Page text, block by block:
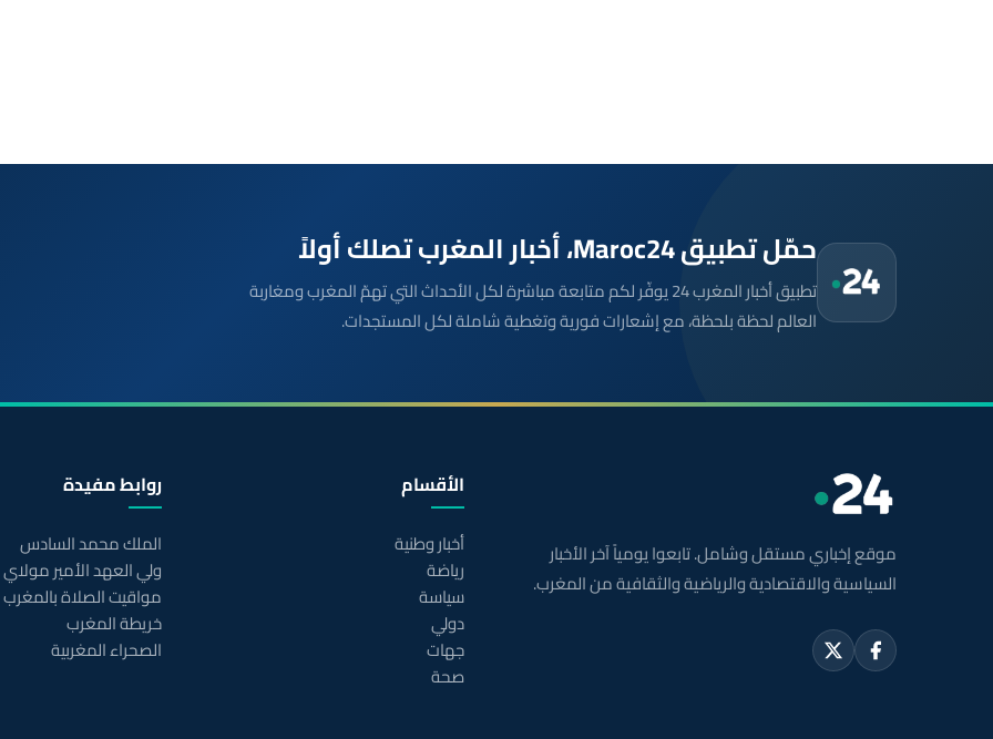
حمّل تطبيق Maroc24، أخبار المغرب تصلك أولاً
تطبيق أخبار المغرب 24 يوفّر لكم متابعة مباشرة لكل الأحداث التي تهمّ المغرب ومغاربة
العالم لحظة بلحظة، مع إشعارات فورية وتغطية شاملة لكل المستجدات.
موقع إخباري مستقل وشامل. تابعوا يومياً آخر الأخبار
السياسية والاقتصادية والرياضية والثقافية من المغرب.
الأقسام
أخبار وطنية
رياضة
سياسة
دولي
جهات
صحة
روابط مفيدة
الملك محمد السادس
ولي العهد الأمير
مواقيت الصلاة بالمغرب
خريطة المغرب
الصحراء المغربية